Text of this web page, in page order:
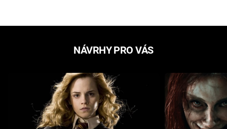
NÁVRHY PRO VÁS